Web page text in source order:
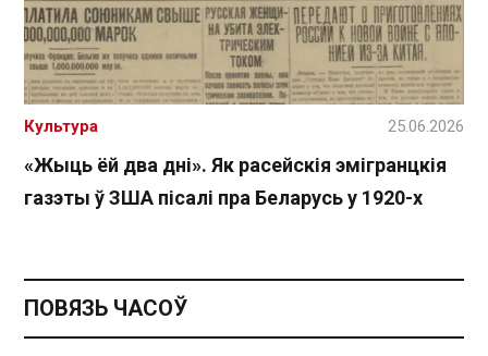
«Жыць ёй два дні». Як расейскія эмігранцкія
газэты ў ЗША пісалі пра Беларусь у 1920-х
Культура 25.06.2026
ПОВЯЗЬ ЧАСОЎ